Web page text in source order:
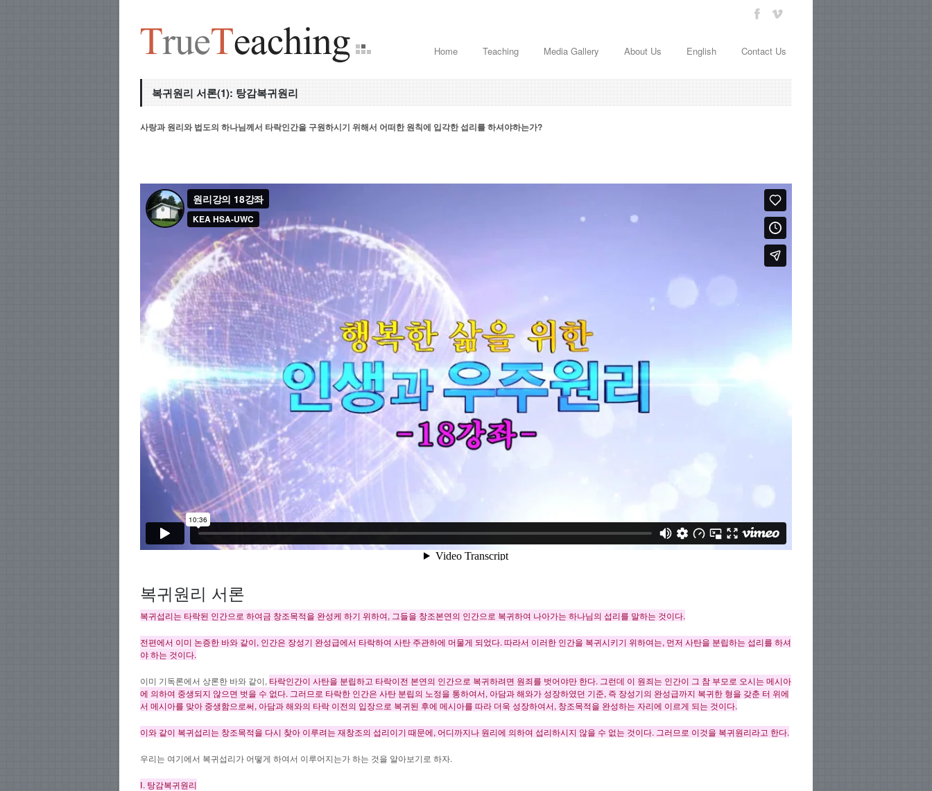
Home Teaching Media Gallery About Us English Contact Us
복귀원리 서론(1): 탕감복귀원리
사랑과 원리와 법도의 하나님께서 타락인간을 구원하시기 위해서 어떠한 원칙에 입각한 섭리를 하셔야하는가?
복귀원리 서론
복귀섭리는 타락된 인간으로 하여금 창조목적을 완성케 하기 위하여, 그들을 창조본연의 인간으로 복귀하여 나아가는 하나님의 섭리를 말하는 것이다.
전편에서 이미 논증한 바와 같이, 인간은 장성기 완성급에서 타락하여 사탄 주관하에 머물게 되었다. 따라서 이러한 인간을 복귀시키기 위하여는, 먼저 사탄을 분립하는 섭리를 하셔
야 하는 것이다.
이미 기독론에서 상론한 바와 같이, 타락인간이 사탄을 분립하고 타락이전 본연의 인간으로 복귀하려면 원죄를 벗어야만 한다. 그런데 이 원죄는 인간이 그 참 부모로 오시는 메시아
에 의하여 중생되지 않으면 벗을 수 없다. 그러므로 타락한 인간은 사탄 분립의 노정을 통하여서, 아담과 해와가 성장하였던 기준, 즉 장성기의 완성급까지 복귀한 형을 갖춘 터 위에
서 메시아를 맞아 중생함으로써, 아담과 해와의 타락 이전의 입장으로 복귀된 후에 메시아를 따라 더욱 성장하여서, 창조목적을 완성하는 자리에 이르게 되는 것이다.
이와 같이 복귀섭리는 창조목적을 다시 찾아 이루려는 재창조의 섭리이기 때문에, 어디까지나 원리에 의하여 섭리하시지 않을 수 없는 것이다. 그러므로 이것을 복귀원리라고 한다.
우리는 여기에서 복귀섭리가 어떻게 하여서 이루어지는가 하는 것을 알아보기로 하자.
Ⅰ. 탕감복귀원리